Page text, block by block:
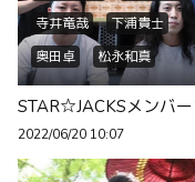
寺井竜哉
下浦貴士
奥田卓
松永和真
2022/06/20 10:07